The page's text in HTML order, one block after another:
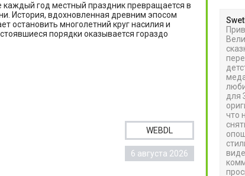
год местный праздник превращается в
История, вдохновленная древним эпосом
остановить многолетний круг насилия и
порядки оказывается гораздо
WEBDL
6 августа 2026
для
что